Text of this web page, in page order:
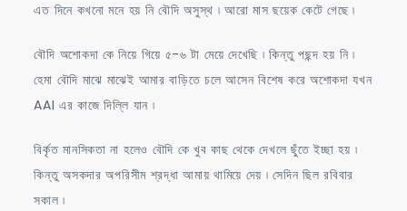
এত দিনে কখনো মনে হয় নি বৌদি অসুস্থ ৷ আরো মাস ছয়েক কেটে গেছে ৷
বৌদি অশোকদা কে নিয়ে গিয়ে ৫-৬ টা মেয়ে দেখেছি ৷ কিন্তু পছন্দ হয় নি ৷
হেমা বৌদি মাঝে মাঝেই আমার বাড়িতে চলে আসেন বিশেষ করে অশোকদা যখন
AAI এর কাজে দিল্লি যান ৷
বির্কৃত মানসিকতা না হলেও বৌদি কে খুব কাছ থেকে দেখলে ছুঁতে ইচ্ছা হয় ৷
কিন্তু অসকদার অপরিসীম শ্রদ্ধা আমায় থামিয়ে দেয় ৷ সেদিন ছিল রবিবার
সকাল ৷